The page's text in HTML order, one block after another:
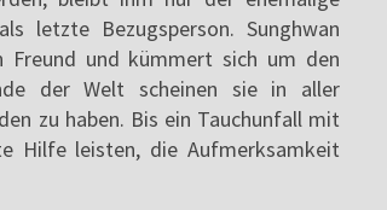
letzte Bezugsperson. Sunghwan
und kümmert sich um den
der Welt scheinen sie in aller
zu haben. Bis ein Tauchunfall mit
Hilfe leisten, die Aufmerksamkeit